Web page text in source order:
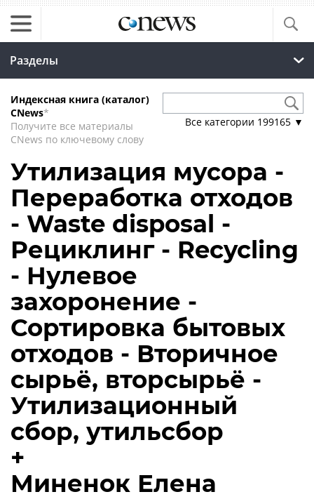
Разделы
Индексная книга (каталог)
CNews*
Получите все материалы
CNews по ключевому слову
Все категории 199165 ▼
Утилизация мусора -
Переработка отходов
- Waste disposal -
Рециклинг - Recycling
- Нулевое
захоронение -
Сортировка бытовых
отходов - Вторичное
сырьё, вторсырьё -
Утилизационный
сбор, утильсбор
+
Миненок Елена